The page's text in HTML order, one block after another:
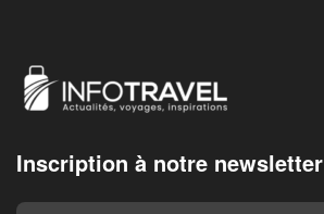
Inscription à notre newsletter